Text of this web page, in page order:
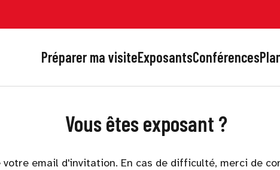
Préparer ma visiteExposantsConférences
Vous êtes exposant ?
email d'invitation. En cas de difficulté, merci de